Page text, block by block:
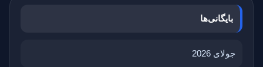
بایگانی‌ها
جولای 2026